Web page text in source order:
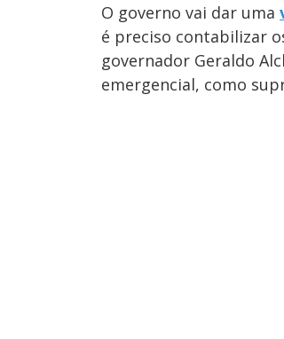
O governo vai dar uma
é preciso contabilizar
governador Geraldo
emergencial, como